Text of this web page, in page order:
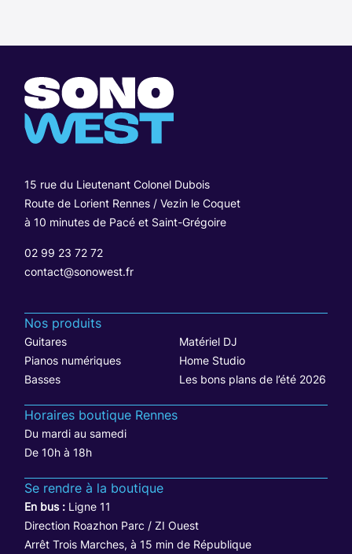
15 rue du Lieutenant Colonel Dubois
Route de Lorient Rennes / Vezin le Coquet
à 10 minutes de Pacé et Saint-Grégoire
02 99 23 72 72
contact@sonowest.fr
Nos produits
Guitares
Matériel DJ
Pianos numériques
Home Studio
Basses
Les bons plans de l’été 2026
Horaires boutique Rennes
Du mardi au samedi
De 10h à 18h
Se rendre à la boutique
En bus : Ligne 11
Direction Roazhon Parc / ZI Ouest
Arrêt Trois Marches, à 15 min de République